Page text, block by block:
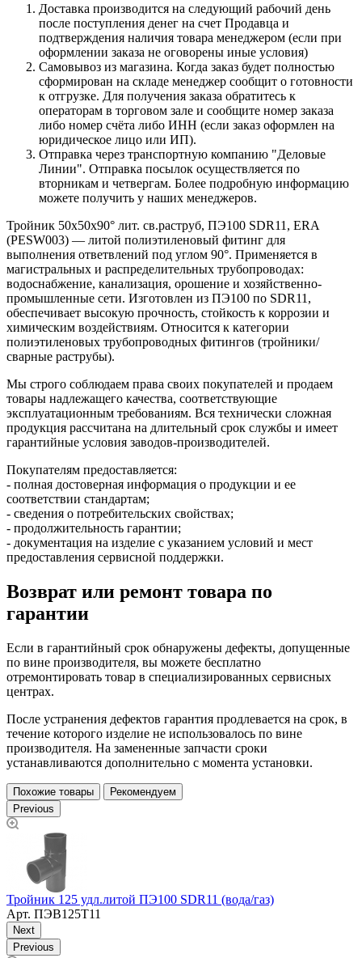
Доставка производится на следующий рабочий день
после поступления денег на счет Продавца и
подтверждения наличия товара менеджером (если при
оформлении заказа не оговорены иные условия)
Самовывоз из магазина. Когда заказ будет полностью
сформирован на складе менеджер сообщит о готовности
к отгрузке. Для получения заказа обратитесь к
операторам в торговом зале и сообщите номер заказа
либо номер счёта либо ИНН (если заказ оформлен на
юридическое лицо или ИП).
Отправка через транспортную компанию "Деловые
Линии". Отправка посылок осуществляется по
вторникам и четвергам. Более подробную информацию
можете получить у наших менеджеров.
Тройник 50x50x90° лит. св.раструб, ПЭ100 SDR11, ERA
(PESW003) — литой полиэтиленовый фитинг для
выполнения ответвлений под углом 90°. Применяется в
магистральных и распределительных трубопроводах:
водоснабжение, канализация, орошение и хозяйственно-
промышленные сети. Изготовлен из ПЭ100 по SDR11,
обеспечивает высокую прочность, стойкость к коррозии и
химическим воздействиям. Относится к категории
полиэтиленовых трубопроводных фитингов (тройники/
сварные раструбы).
Мы строго соблюдаем права своих покупателей и продаем
товары надлежащего качества, соответствующие
эксплуатационным требованиям. Вся технически сложная
продукция рассчитана на длительный срок службы и имеет
гарантийные условия заводов-производителей.
Покупателям предоставляется:
- полная достоверная информация о продукции и ее
соответствии стандартам;
- сведения о потребительских свойствах;
- продолжительность гарантии;
- документация на изделие с указанием условий и мест
предоставления сервисной поддержки.
Возврат или ремонт товара по
гарантии
Если в гарантийный срок обнаружены дефекты, допущенные
по вине производителя, вы можете бесплатно
отремонтировать товар в специализированных сервисных
центрах.
После устранения дефектов гарантия продлевается на срок, в
течение которого изделие не использовалось по вине
производителя. На замененные запчасти сроки
устанавливаются дополнительно с момента установки.
Похожие товары
Рекомендуем
Previous
Тройник 125 удл.литой ПЭ100 SDR11 (вода/газ)
Арт. ПЭВ125Т11
Next
Previous